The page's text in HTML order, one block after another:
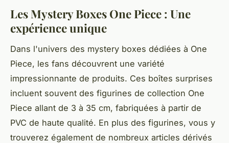
Les Mystery Boxes One Piece : Une
expérience unique
Dans l'univers des mystery boxes dédiées à One
Piece, les fans découvrent une variété
impressionnante de produits. Ces boîtes surprises
incluent souvent des figurines de collection One
Piece allant de 3 à 35 cm, fabriquées à partir de
PVC de haute qualité. En plus des figurines, vous y
trouverez également de nombreux articles dérivés